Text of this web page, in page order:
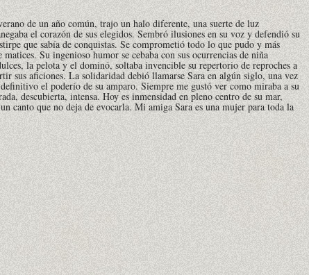
de un año común, trajo un halo diferente, una suerte de luz
el corazón de sus elegidos. Sembró ilusiones en su voz y defendió su
que sabía de conquistas. Se comprometió todo lo que pudo y más
matices. Su ingenioso humor se cebaba con sus ocurrencias de niña
la pelota y el dominó, soltaba invencible su repertorio de reproches a
sus aficiones. La solidaridad debió llamarse Sara en algún siglo, una vez
el poderío de su amparo. Siempre me gustó ver como miraba a su
descubierta, intensa. Hoy es inmensidad en pleno centro de su mar,
canto que no deja de evocarla. Mi amiga Sara es una mujer para toda la